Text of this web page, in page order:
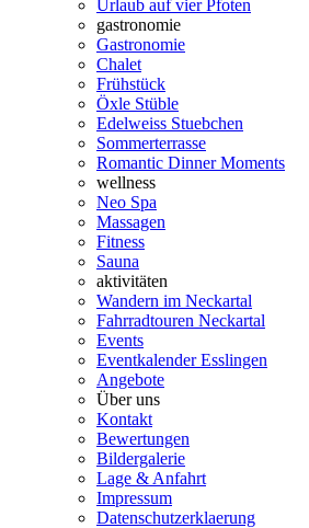
Urlaub auf vier Pfoten
gastronomie
Gastronomie
Chalet
Frühstück
Öxle Stüble
Edelweiss Stuebchen
Sommerterrasse
Romantic Dinner Moments
wellness
Neo Spa
Massagen
Fitness
Sauna
aktivitäten
Wandern im Neckartal
Fahrradtouren Neckartal
Events
Eventkalender Esslingen
Angebote
Über uns
Kontakt
Bewertungen
Bildergalerie
Lage & Anfahrt
Impressum
Datenschutzerklaerung